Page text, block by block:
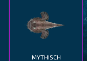
MYTHISCH